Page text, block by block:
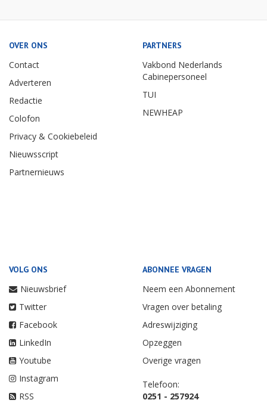
OVER ONS
Contact
Adverteren
Redactie
Colofon
Privacy & Cookiebeleid
Nieuwsscript
Partnernieuws
PARTNERS
Vakbond Nederlands
Cabinepersoneel
TUI
NEWHEAP
VOLG ONS
Nieuwsbrief
Twitter
Facebook
LinkedIn
Youtube
Instagram
RSS
ABONNEE VRAGEN
Neem een Abonnement
Vragen over betaling
Adreswijziging
Opzeggen
Overige vragen
Telefoon:
0251 - 257924